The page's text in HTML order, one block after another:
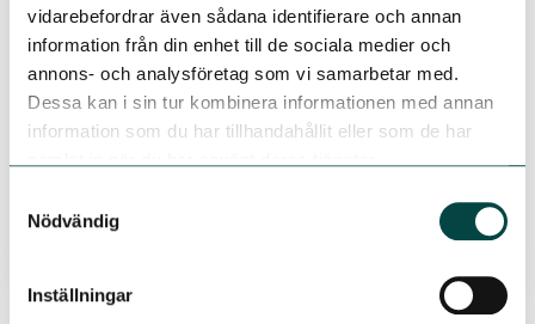
vidarebefordrar även sådana identifierare och annan
information från din enhet till de sociala medier och
annons- och analysföretag som vi samarbetar med.
Dessa kan i sin tur kombinera informationen med annan
information som du har tillhandahållit eller som de har
Nödvändig
Inställningar
Hur förbereder jag mig inför en SPUR-
granskning?
Undersida 4